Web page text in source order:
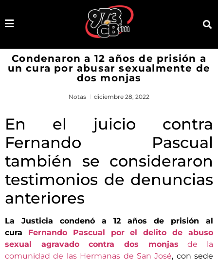
Condenaron a 12 años de prisión a
un cura por abusar sexualmente de
dos monjas
Notas diciembre 28, 2022
En el juicio contra
Fernando Pascual
también se consideraron
testimonios de denuncias
anteriores
La Justicia condenó a 12 años de prisión al
cura Fernando Pascual por el delito de abuso
sexual agravado contra dos monjas de la
comunidad de las Hermanas de San José, con sede